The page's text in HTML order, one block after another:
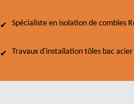
Spécialiste en isolation de combles
Travaux d'installation tôles bac